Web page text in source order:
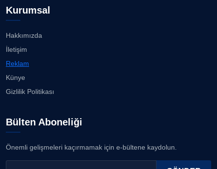
Kurumsal
Hakkımızda
İletişim
Reklam
Künye
Gizlilik Politikası
Bülten Aboneliği
Önemli gelişmeleri kaçırmamak için e-bültene kaydolun.